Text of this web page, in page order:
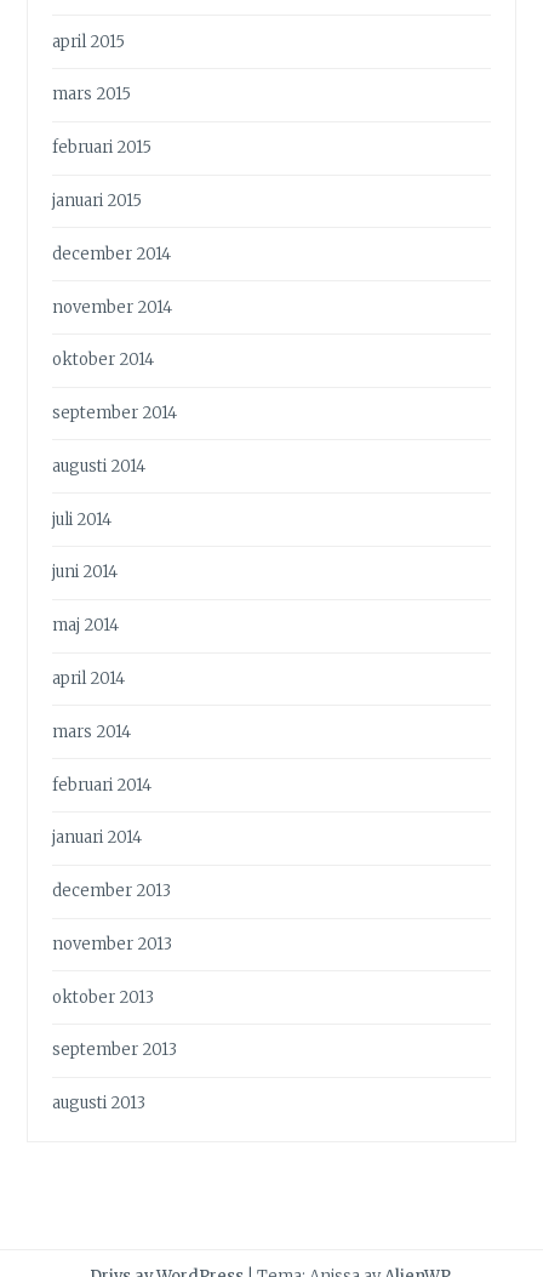
april 2015
mars 2015
februari 2015
januari 2015
december 2014
november 2014
oktober 2014
september 2014
augusti 2014
juli 2014
juni 2014
maj 2014
april 2014
mars 2014
februari 2014
januari 2014
december 2013
november 2013
oktober 2013
september 2013
augusti 2013